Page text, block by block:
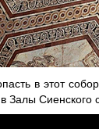
в этот
Залы Сиенского